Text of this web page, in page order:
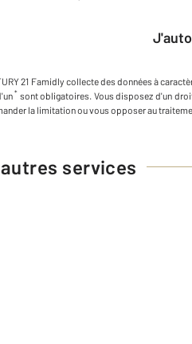
21 Famidly collecte des données à
* sont obligatoires. Vous disposez d'un
la limitation ou vous opposer au
services